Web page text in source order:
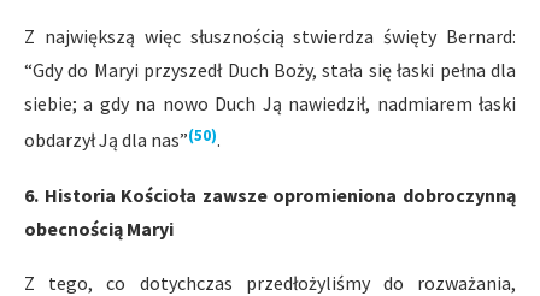
Z największą więc słusznością stwierdza święty Bernard:
“Gdy do Maryi przyszedł Duch Boży, stała się łaski pełna dla
siebie; a gdy na nowo Duch Ją nawiedził, nadmiarem łaski
obdarzył Ją dla nas”(50).
6. Historia Kościoła zawsze opromieniona dobroczynną
obecnością Maryi
Z tego, co dotychczas przedłożyliśmy do rozważania,